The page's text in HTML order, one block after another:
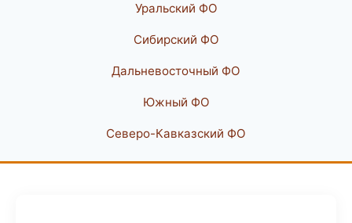
Уральский ФО
Сибирский ФО
Дальневосточный ФО
Южный ФО
Северо-Кавказский ФО